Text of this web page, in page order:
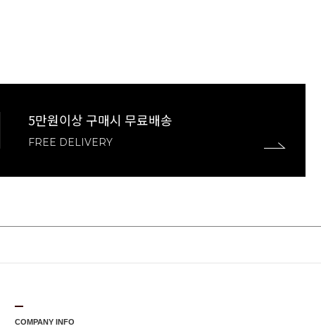
5만원이상 구매시 무료배송
FREE DELIVERY
COMPANY INFO